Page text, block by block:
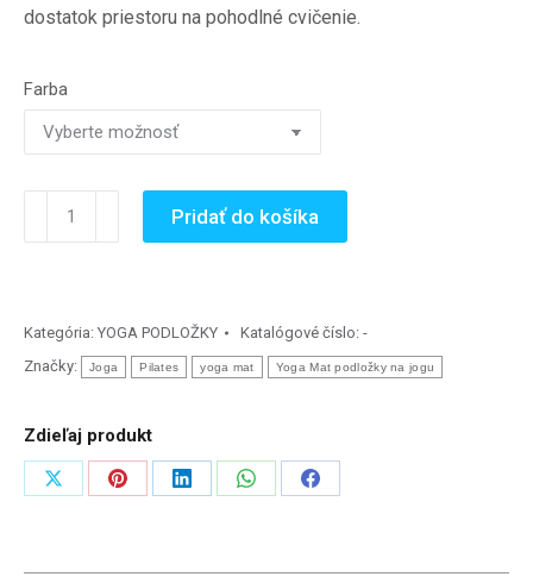
dostatok priestoru na pohodlné cvičenie.
Farba
množstvo
PU
183x68x0.4cm
Pridať do košíka
Kategória: YOGA PODLOŽKY Katalógové číslo: -
Značky:
Joga Pilates yoga mat Yoga Mat podložky na jogu
Zdieľaj produkt
ZdieľaťZdieľaťZdieľaťZdieľaťZdieľať